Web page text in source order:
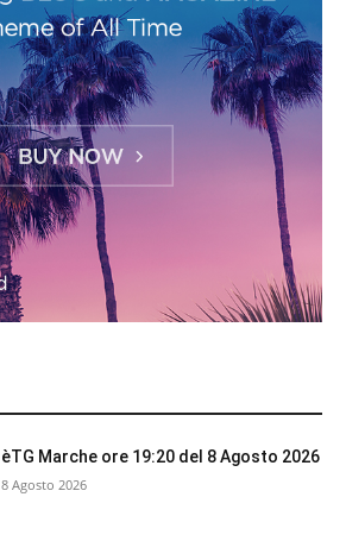
èTG Marche ore 19:20 del 8 Agosto 2026
8 Agosto 2026